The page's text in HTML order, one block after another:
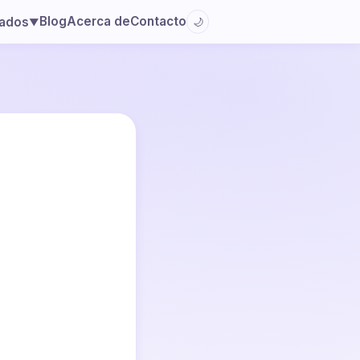
▼BlogAcerca deContacto 🌙